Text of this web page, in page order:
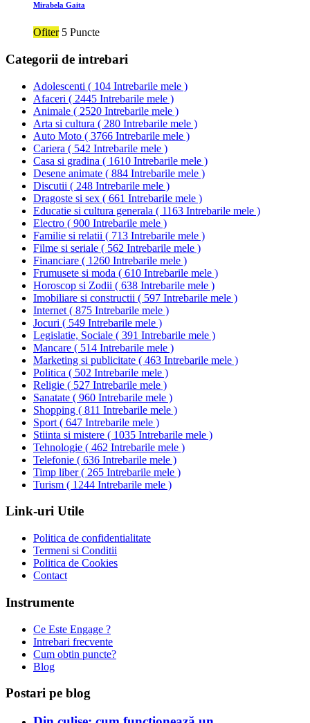
Mirabela Gaita
Ofiter 5 Puncte
Categorii de intrebari
Adolescenti ( 104 Intrebarile mele )
Afaceri ( 2445 Intrebarile mele )
Animale ( 2520 Intrebarile mele )
Arta si cultura ( 280 Intrebarile mele )
Auto Moto ( 3766 Intrebarile mele )
Cariera ( 542 Intrebarile mele )
Casa si gradina ( 1610 Intrebarile mele )
Desene animate ( 884 Intrebarile mele )
Discutii ( 248 Intrebarile mele )
Dragoste si sex ( 661 Intrebarile mele )
Educatie si cultura generala ( 1163 Intrebarile mele )
Electro ( 900 Intrebarile mele )
Familie si relatii ( 713 Intrebarile mele )
Filme si seriale ( 562 Intrebarile mele )
Financiare ( 1260 Intrebarile mele )
Frumusete si moda ( 610 Intrebarile mele )
Horoscop si Zodii ( 638 Intrebarile mele )
Imobiliare si constructii ( 597 Intrebarile mele )
Internet ( 875 Intrebarile mele )
Jocuri ( 549 Intrebarile mele )
Legislatie, Sociale ( 391 Intrebarile mele )
Mancare ( 514 Intrebarile mele )
Marketing si publicitate ( 463 Intrebarile mele )
Politica ( 502 Intrebarile mele )
Religie ( 527 Intrebarile mele )
Sanatate ( 960 Intrebarile mele )
Shopping ( 811 Intrebarile mele )
Sport ( 647 Intrebarile mele )
Stiinta si mistere ( 1035 Intrebarile mele )
Tehnologie ( 462 Intrebarile mele )
Telefonie ( 636 Intrebarile mele )
Timp liber( 265 Intrebarile mele )
Turism ( 1244 Intrebarile mele )
Link-uri Utile
Politica de confidentialitate
Termeni si Conditii
Politica de Cookies
Contact
Instrumente
Ce Este Engage ?
Intrebari frecvente
Cum obtin puncte?
Blog
Postari pe blog